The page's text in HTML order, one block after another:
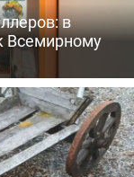
в
Всемирному